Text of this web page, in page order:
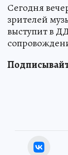
Сегодня
зрителей
выступит в